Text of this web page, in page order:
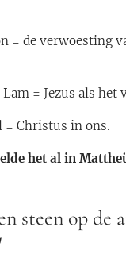
= de verwoesting
= Jezus als het
= Christus in ons.
het al in
steen op de